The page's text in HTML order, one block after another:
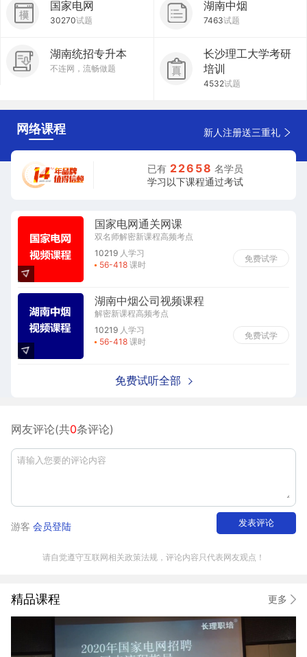
国家电网
30270试题
湖南中烟
7463试题
湖南统招专升本
不连网，流畅做题
长沙理工大学考研
培训
4532试题
网络课程 新人注册送三重礼
已有 226 58 名学员
学习以下课程通过考试
国家电网通关网课
双名师解密新课程高频考点
10219人学习
56-418 课时
免费试学
湖南中烟公司视频课程
解密新课程高频考点
10219人学习
56-418 课时
免费试学
免费试听全部
网友评论(共0条评论)
游客 会员登陆 发表评论
请自觉遵守互联网相关政策法规，评论内容只代表网友观点！
精品课程 更多